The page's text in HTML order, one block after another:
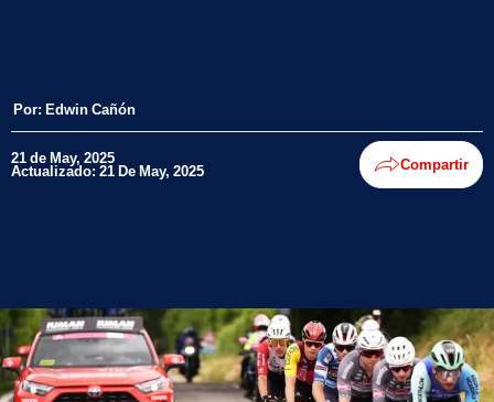
Por: Edwin Cañón
21 de May, 2025
Actualizado: 21 De May, 2025 Compartir